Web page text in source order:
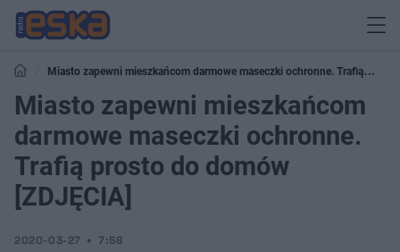
Miasto zapewni mieszkańcom darmowe maseczki ochronne. Trafią
prosto do domów [ZDJĘCIA]
Miasto zapewni mieszkańcom
darmowe maseczki ochronne.
Trafią prosto do domów
[ZDJĘCIA]
2020-03-27 7:58